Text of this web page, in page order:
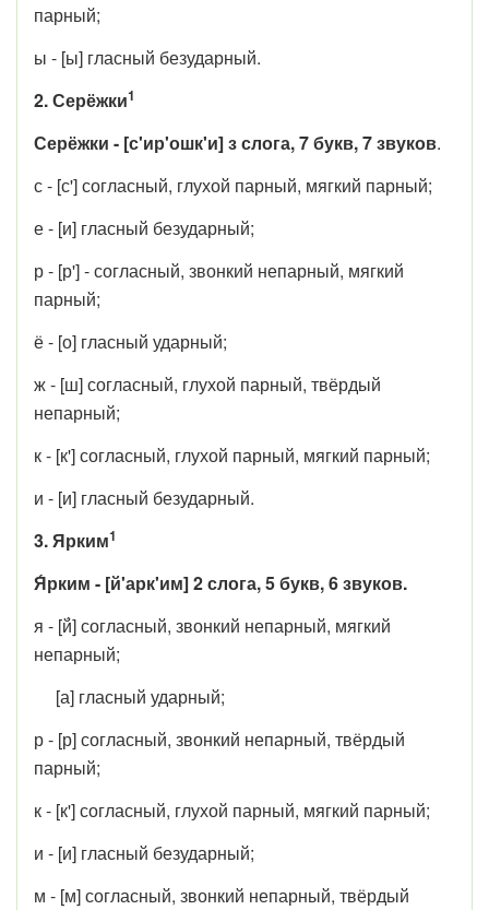
парный;
ы - [ы] гласный безударный.
2. Серёжки1
Серёжки - [с'ир'ошк'и] з слога, 7 букв, 7 звуков.
с - [с'] согласный, глухой парный, мягкий парный;
е - [и] гласный безударный;
р - [р'] - согласный, звонкий непарный, мягкий
парный;
ё - [о] гласный ударный;
ж - [ш] согласный, глухой парный, твёрдый
непарный;
к - [к'] согласный, глухой парный, мягкий парный;
и - [и] гласный безударный.
3. Ярким1
Я́рким - [й'арк'им] 2 слога, 5 букв, 6 звуков.
я - [й́] согласный, звонкий непарный, мягкий
непарный;
[а] гласный ударный;
р - [р] согласный, звонкий непарный, твёрдый
парный;
к - [к'] согласный, глухой парный, мягкий парный;
и - [и] гласный безударный;
м - [м] согласный, звонкий непарный, твёрдый